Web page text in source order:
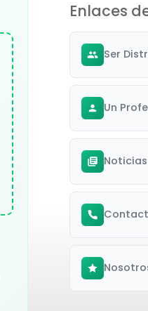
Enlaces
Ser
Un
Noticias